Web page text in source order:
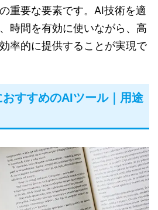
重要な要素です。AI技術を適
時間を有効に使いながら、高
率的に提供することが実現で
すすめのAIツール｜用途